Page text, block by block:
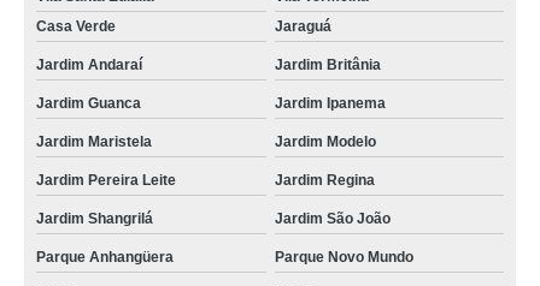
Casa Verde
Jaraguá
Jardim Andaraí Jardim Britânia
Jardim Guanca Jardim Ipanema
Jardim Maristela Jardim Modelo
Jardim Pereira Leite Jardim Regina
Jardim Shangrilá Jardim São João
Parque Anhangüera Parque Novo Mundo